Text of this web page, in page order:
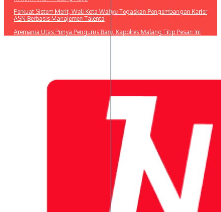
Perkuat Sistem Merit, Wali Kota Wahyu Tegaskan Pengembangan Karier
ASN Berbasis Manajemen Talenta
Aremania Utas Punya Pengurus Baru, Kapolres Malang Titip Pesan Ini